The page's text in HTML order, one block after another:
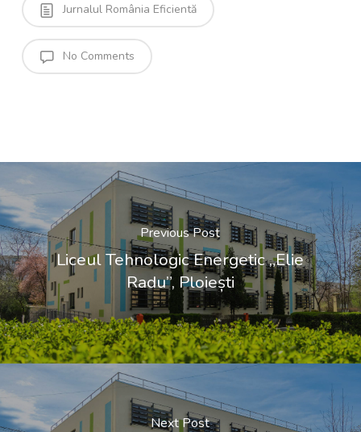
Jurnalul România Eficientă
No Comments
Previous Post
Liceul Tehnologic Energetic „Elie
Radu”, Ploiești
Next Post